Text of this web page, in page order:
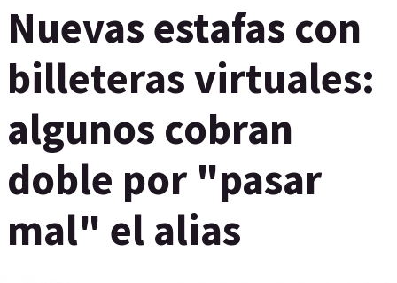
Nuevas estafas con
billeteras virtuales:
algunos cobran
doble por "pasar
mal" el alias